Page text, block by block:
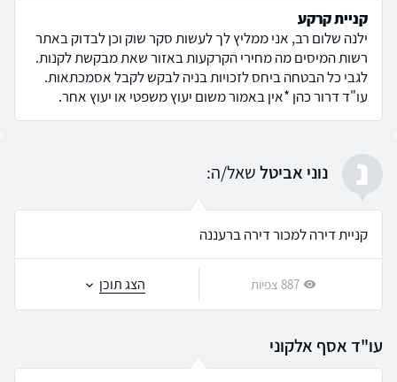
קניית קרקע
ילנה שלום רב, אני ממליץ לך לעשות סקר שוק וכן לבדוק באתר
רשות המיסים מה מחירי הקרקעות באזור שאת מבקשת לקנות.
לגבי כל הבטחה ביחס לזכויות בניה לבקש לקבל אסמכתאות.
עו"ד דרור כהן *אין באמור משום יעוץ משפטי או יעוץ אחר.
נ נוני אביטלשאל/ה:
קניית דירה למכור דירה ברעננה
887 צפיות הצג תוכן
עו"ד אסף אלקוני